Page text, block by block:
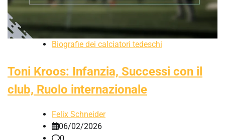
Biografie dei calciatori tedeschi
Toni Kroos: Infanzia, Successi con il
club, Ruolo internazionale
Felix Schneider
06/02/2026